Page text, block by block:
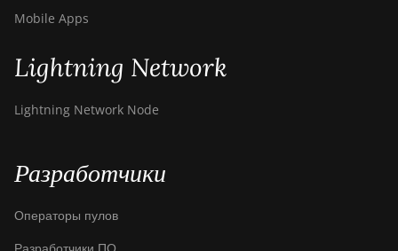
Mobile Apps
Lightning Network
Lightning Network Node
Разработчики
Операторы пулов